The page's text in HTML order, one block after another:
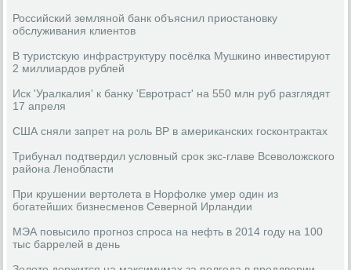
Российский земляной банк объяснил приостановку
обслуживания клиентов
В туристскую инфраструктуру посёлка Мушкино инвестируют
2 миллиардов рублей
Иск 'Уралкалия' к банку 'Евротраст' на 550 млн руб разглядят
17 апреля
США сняли запрет на роль BP в американских госконтрактах
Трибунал подтвердил условный срок экс-главе Всеволожского
района Ленобласти
При крушении вертолета в Норфолке умер один из
богатейших бизнесменов Северной Ирландии
МЭА повысило прогноз спроса на нефть в 2014 году на 100
тыс баррелей в день